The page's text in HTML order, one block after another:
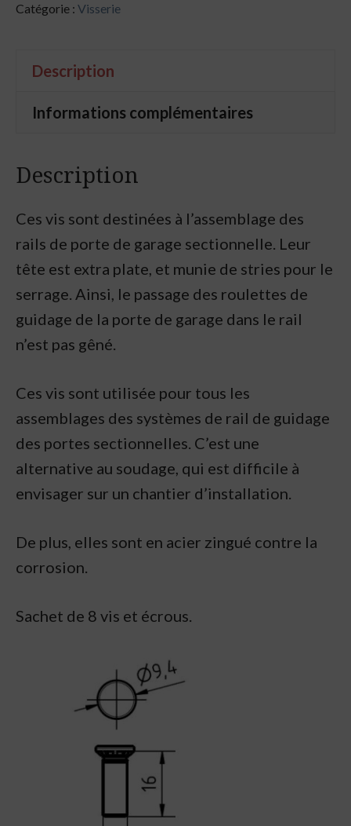
Catégorie : Visserie
Description
Informations complémentaires
Description
Ces vis sont destinées à l’assemblage des
rails de porte de garage sectionnelle. Leur
tête est extra plate, et munie de stries pour le
serrage. Ainsi, le passage des roulettes de
guidage de la porte de garage dans le rail
n’est pas gêné.
Ces vis sont utilisée pour tous les
assemblages des systèmes de rail de guidage
des portes sectionnelles. C’est une
alternative au soudage, qui est difficile à
envisager sur un chantier d’installation.
De plus, elles sont en acier zingué contre la
corrosion.
Sachet de 8 vis et écrous.